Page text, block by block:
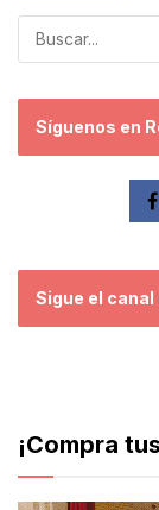
Síguenos en
Sigue el canal
¡Compra